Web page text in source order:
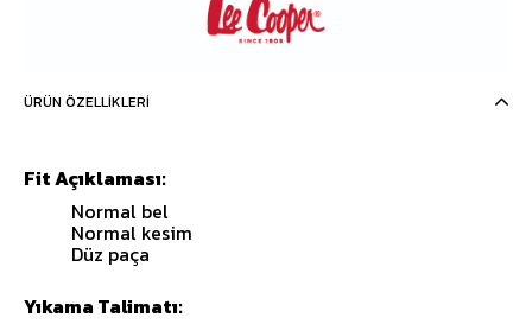
ÜRÜN ÖZELLIKLERI
Fit Açıklaması:
Normal bel
Normal kesim
Düz paça
Yıkama Talimatı: